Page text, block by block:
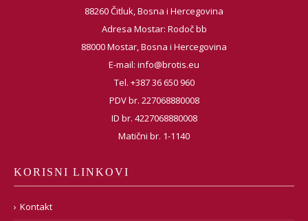
88260 Čitluk, Bosna i Hercegovina
Adresa Mostar: Rodoč bb
88000 Mostar, Bosna i Hercegovina
E-mail: info@brotis.eu
Tel. +387 36 650 960
PDV br. 227068880008
ID br. 4227068880008
Matični br. 1-1140
KORISNI LINKOVI
Kontakt